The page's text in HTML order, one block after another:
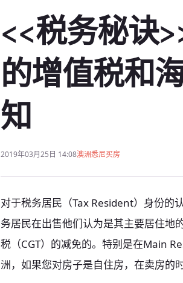
<<税务秘诀
的增值税和
知
2019年03月25日 14:08澳洲悉尼买房
对于税务居民（Tax Resident）身份的
务居民在出售他们认为是其主要居住地
税（CGT）的减免的。特别是在Main
洲，如果您对房子是自住房，在卖房的